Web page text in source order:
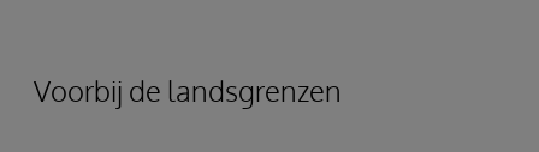
Voorbij de landsgrenzen